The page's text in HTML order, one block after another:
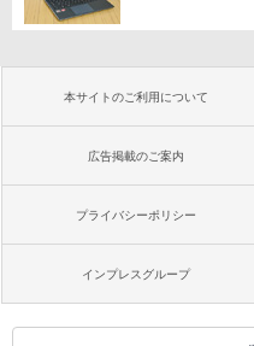
本サイトのご利用について
広告掲載のご案内
プライバシーポリシー
インプレスグループ